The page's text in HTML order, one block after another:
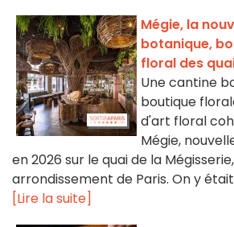
Mégie, la
botanique,
floral des
Une cantine
boutique
d'art floral
Mégie,
en 2026 sur le quai de la
arrondissement de Paris. On y
[Lire la suite]